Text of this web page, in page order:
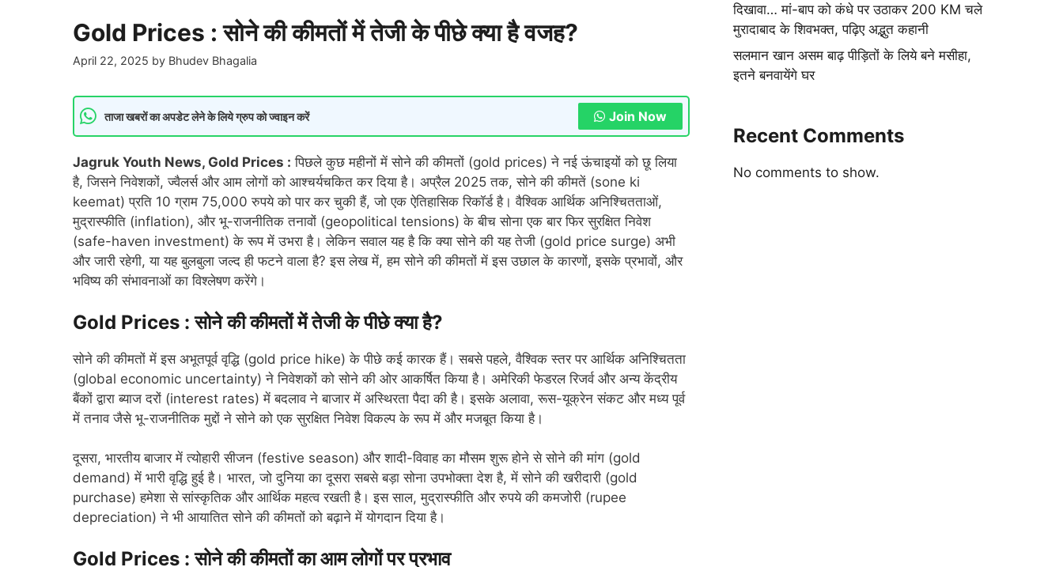
Gold Prices : सोने की कीमतों में तेजी के पीछे क्या है वजह?
April 22, 2025 by Bhudev Bhagalia
ताजा खबरों का अपडेट लेने के लिये ग्रुप को ज्वाइन करें Join Now
Jagruk Youth News, Gold Prices : पिछले कुछ महीनों में सोने की कीमतों (gold prices) ने नई ऊंचाइयों को छू लिया
है, जिसने निवेशकों, ज्वैलर्स और आम लोगों को आश्चर्यचकित कर दिया है। अप्रैल 2025 तक, सोने की कीमतें (sone ki
keemat) प्रति 10 ग्राम 75,000 रुपये को पार कर चुकी हैं, जो एक ऐतिहासिक रिकॉर्ड है। वैश्विक आर्थिक अनिश्चितताओं,
मुद्रास्फीति (inflation), और भू-राजनीतिक तनावों (geopolitical tensions) के बीच सोना एक बार फिर सुरक्षित निवेश
(safe-haven investment) के रूप में उभरा है। लेकिन सवाल यह है कि क्या सोने की यह तेजी (gold price surge) अभी
और जारी रहेगी, या यह बुलबुला जल्द ही फटने वाला है? इस लेख में, हम सोने की कीमतों में इस उछाल के कारणों, इसके प्रभावों, और
भविष्य की संभावनाओं का विश्लेषण करेंगे।
Gold Prices : सोने की कीमतों में तेजी के पीछे क्या है?
सोने की कीमतों में इस अभूतपूर्व वृद्धि (gold price hike) के पीछे कई कारक हैं। सबसे पहले, वैश्विक स्तर पर आर्थिक अनिश्चितता
(global economic uncertainty) ने निवेशकों को सोने की ओर आकर्षित किया है। अमेरिकी फेडरल रिजर्व और अन्य केंद्रीय
बैंकों द्वारा ब्याज दरों (interest rates) में बदलाव ने बाजार में अस्थिरता पैदा की है। इसके अलावा, रूस-यूक्रेन संकट और मध्य पूर्व
में तनाव जैसे भू-राजनीतिक मुद्दों ने सोने को एक सुरक्षित निवेश विकल्प के रूप में और मजबूत किया है।
दूसरा, भारतीय बाजार में त्योहारी सीजन (festive season) और शादी-विवाह का मौसम शुरू होने से सोने की मांग (gold
demand) में भारी वृद्धि हुई है। भारत, जो दुनिया का दूसरा सबसे बड़ा सोना उपभोक्ता देश है, में सोने की खरीदारी (gold
purchase) हमेशा से सांस्कृतिक और आर्थिक महत्व रखती है। इस साल, मुद्रास्फीति और रुपये की कमजोरी (rupee
depreciation) ने भी आयातित सोने की कीमतों को बढ़ाने में योगदान दिया है।
Gold Prices : सोने की कीमतों का आम लोगों पर प्रभाव
दिखावा… मां-बाप को कंधे पर उठाकर 200 KM चले
मुरादाबाद के शिवभक्त, पढ़िए अद्भुत कहानी
सलमान खान असम बाढ़ पीड़ितों के लिये बने मसीहा,
इतने बनवायेंगे घर
Recent Comments
No comments to show.